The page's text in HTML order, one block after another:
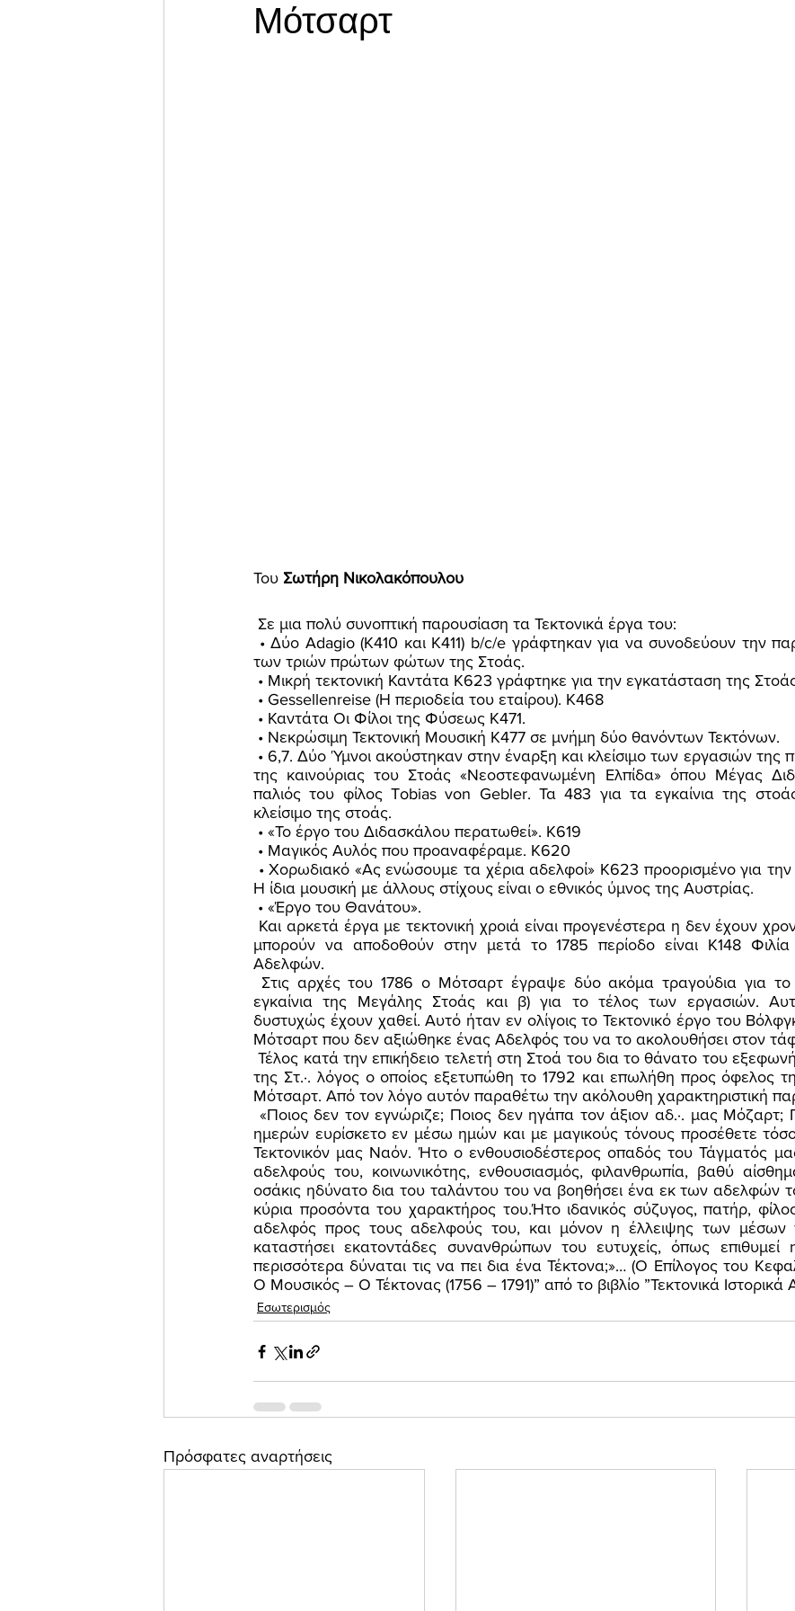
Μότσαρτ
Του Σωτήρη Νικολακόπουλου
Σε μια πολύ συνοπτική παρουσίαση τα Τεκτονικά έργα του:
των τριών πρώτων φώτων της Στοάς.
• Μικρή τεκτονική Καντάτα Κ623 γράφτηκε για την εγκατάσταση της
• Gessellenreise (Η περιοδεία του εταίρου). Κ468
• Καντάτα Οι Φίλοι της Φύσεως Κ471.
• Νεκρώσιμη Τεκτονική Μουσική Κ477 σε μνήμη δύο θανόντων Τεκτόνων.
της καινούριας του Στοάς «Νεοστεφανωμένη Ελπίδα» όπου Μέγας
παλιός του φίλος Tobias von Gebler. Τα 483 για τα εγκαίνια της
κλείσιμο της στοάς.
• «Το έργο του Διδασκάλου περατωθεί». Κ619
• Μαγικός Αυλός που προαναφέραμε. Κ620
Η ίδια μουσική με άλλους στίχους είναι ο εθνικός ύμνος της Αυστρίας.
• «Έργο του Θανάτου».
μπορούν να αποδοθούν στην μετά το 1785 περίοδο είναι Κ148
Αδελφών.
εγκαίνια της Μεγάλης Στοάς και β) για το τέλος των εργασιών.
δυστυχώς έχουν χαθεί. Αυτό ήταν εν ολίγοις το Τεκτονικό έργο του
Μότσαρτ που δεν αξιώθηκε ένας Αδελφός του να το ακολουθήσει στον
Τέλος κατά την επικήδειο τελετή στη Στοά του δια το θάνατο του εξεφωνήθη από τον Ρητ.·.
της Στ.·. λόγος ο οποίος εξετυπώθη το 1792 και επωλήθη προς όφελος τη
Μότσαρτ. Από τον λόγο αυτόν παραθέτω την ακόλουθη χαρακτηριστική
ημερών ευρίσκετο εν μέσω ημών και με μαγικούς τόνους προσέθετε
Τεκτονικόν μας Ναόν. Ήτο ο ενθουσιοδέστερος οπαδός του Τάγματός
αδελφούς του, κοινωνικότης, ενθουσιασμός, φιλανθρωπία, βαθύ
οσάκις ηδύνατο δια του ταλάντου του να βοηθήσει ένα εκ των αδελφών
κύρια προσόντα του χαρακτήρος του.Ήτο ιδανικός σύζυγος, πατήρ,
αδελφός προς τους αδελφούς του, και μόνον η έλλειψης των μέσων
καταστήσει εκατοντάδες συνανθρώπων του ευτυχείς, όπως επιθυμεί
περισσότερα δύναται τις να πει δια ένα Τέκτονα;»… (Ο Επίλογος του
Ο Μουσικός – Ο Τέκτονας (1756 – 1791)” από το βιβλίο ”Τεκτονικά Ιστορικά
Εσωτερισμός
Πρόσφατες αναρτήσεις